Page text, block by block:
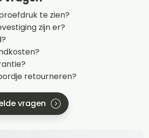
te zien?
zijn er?
retourneren?
vragen